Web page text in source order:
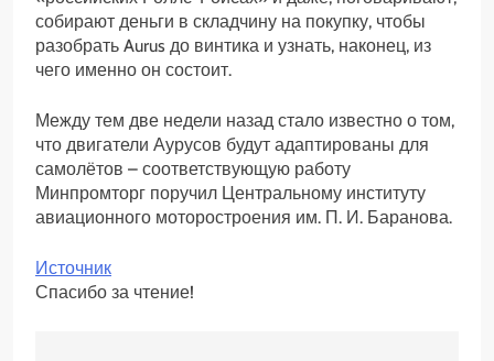
собирают деньги в складчину на покупку, чтобы
разобрать Aurus до винтика и узнать, наконец, из
чего именно он состоит.
Между тем две недели назад стало известно о том,
что двигатели Аурусов будут адаптированы для
самолётов – соответствующую работу
Минпромторг поручил Центральному институту
авиационного моторостроения им. П. И. Баранова.
Источник
Спасибо за чтение!